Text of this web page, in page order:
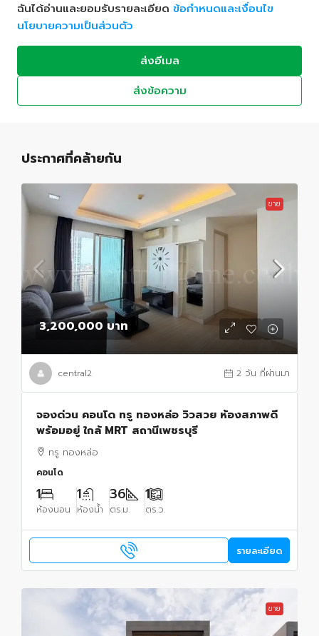
ฉันได้อ่านและยอมรับรายละเอียด ข้อกำหนดและเงื่อนไข
นโยบายความเป็นส่วนตัว
ส่งอีเมล
ส่งข้อความ
ประกาศที่คล้ายกัน
ขาย
3,200,000 บาท
central2 2 วัน ที่ผ่านมา
จองด่วน คอนโด ทรู ทองหล่อ วิวสวย ห้องสภาพดี
พร้อมอยู่ ใกล้ MRT สถานีเพชรบุรี
ทรู ทองหล่อ
คอนโด
1
ห้องนอน
1
ห้องน้ำ
36
ตร.ม.
1
ตร.ว.
รายละเอียด
ขาย